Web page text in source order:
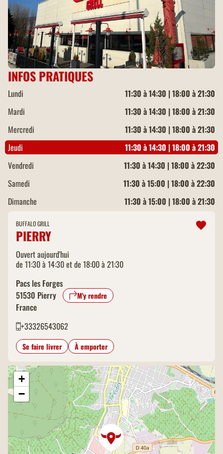
INFOS PRATIQUES
Lundi
11:30 à 14:30 | 18:00 à 21:30
Mardi
11:30 à 14:30 | 18:00 à 21:30
Mercredi
11:30 à 14:30 | 18:00 à 21:30
Jeudi
11:30 à 14:30 | 18:00 à 21:30
Vendredi
11:30 à 14:30 | 18:00 à 22:30
Samedi
11:30 à 15:00 | 18:00 à 22:30
Dimanche
11:30 à 15:00 | 18:00 à 21:30
BUFFALO GRILL
PIERRY
Ouvert aujourd'hui
de 11:30 à 14:30 et de 18:00 à 21:30
Pacs les Forges
51530 Pierry
France
M'y rendre
+33326543062
Se faire livrer À emporter
+
−